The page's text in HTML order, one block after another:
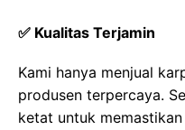
✅ Kualitas Terjamin
Kami hanya menjual
produsen terpercaya.
ketat untuk